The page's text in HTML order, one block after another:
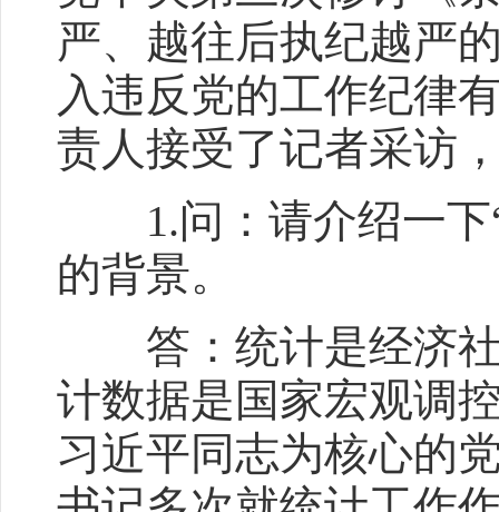
严、越往后执纪越严
入违反党的工作纪律
责人接受了记者采访
1.问：请介绍一下“
的背景。
答：统计是经济社
计数据是国家宏观调
习近平同志为核心的